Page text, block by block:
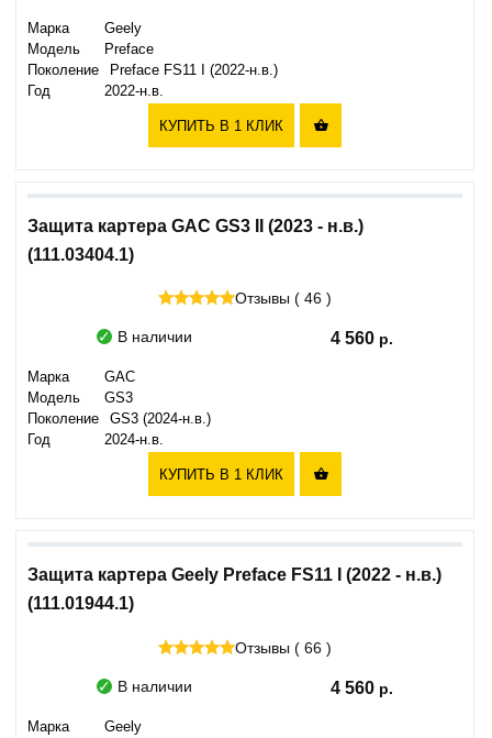
Марка
Geely
Модель
Preface
Поколение
Preface FS11 I (2022-н.в.)
Год
2022-н.в.
КУПИТЬ В 1 КЛИК 
Защита картера GAC GS3 II (2023 - н.в.)
(111.03404.1)
Отзывы ( 46 )
В наличии 4 560
Марка
GAC
Модель
GS3
Поколение
GS3 (2024-н.в.)
Год
2024-н.в.
КУПИТЬ В 1 КЛИК 
Защита картера Geely Preface FS11 I (2022 - н.в.)
(111.01944.1)
Отзывы ( 66 )
В наличии 4 560
Марка
Geely